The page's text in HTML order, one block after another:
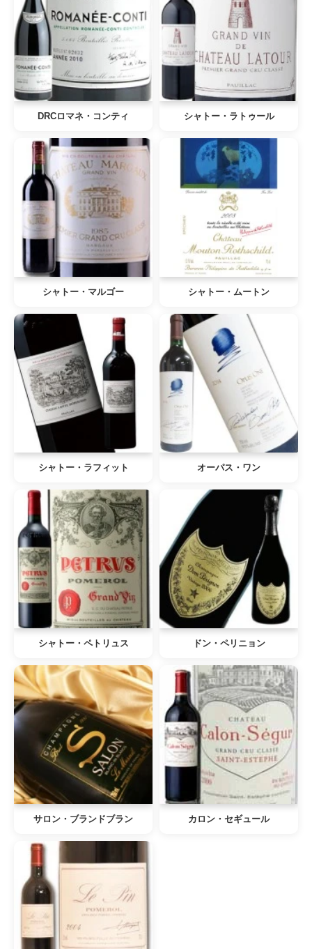
DRCロマネ・コンティ シャトー・ラトゥール
シャトー・マルゴー シャトー・ムートン
シャトー・ラフィット オーパス・ワン
シャトー・ペトリュス ドン・ペリニョン
サロン・ブランドブラン カロン・セギュール